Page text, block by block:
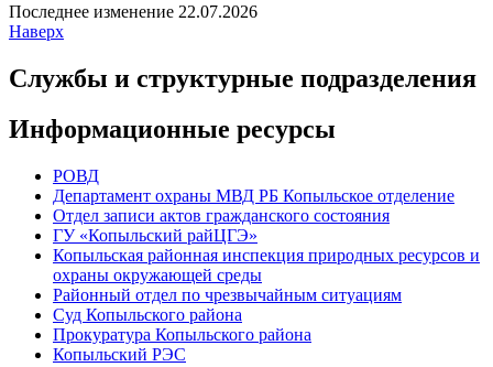
Последнее изменение 22.07.2026
Наверх
Службы и структурные подразделения
Информационные ресурсы
РОВД
Департамент охраны МВД РБ Копыльское отделение
Отдел записи актов гражданского состояния
ГУ «Копыльский райЦГЭ»
Копыльская районная инспекция природных ресурсов и
охраны окружающей среды
Районный отдел по чрезвычайным ситуациям
Суд Копыльского района
Прокуратура Копыльского района
Копыльский РЭС